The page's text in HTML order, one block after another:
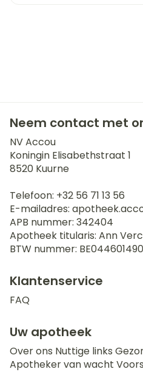
Neem contact met
NV Accou
Koningin Elisabethstraat 1
8520 Kuurne
Telefoon: +32 56 71 13 56
E-mailadres:
APB nummer: 342404
Apotheek titularis: Ann
BTW nummer:
Klantenservice
FAQ
Uw apotheek
Over ons Nuttige links
Apotheker van wacht